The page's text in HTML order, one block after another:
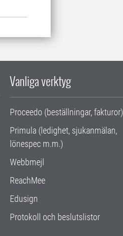
Vanliga verktyg
Proceedo (beställningar, fakturor)
Primula (ledighet, sjukanmälan,
lönespec m.m.)
Webbmejl
ReachMee
Edusign
Protokoll och beslutslistor